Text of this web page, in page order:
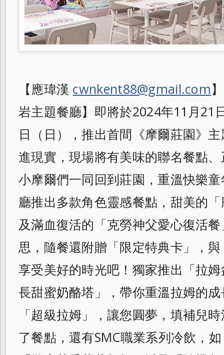
【應瑋漢 cwnkent88@gmail.com
岩主題餐廳】即將於2024年11月21
日（日），推出首間《摩爾莊園》
進現實，現場將有美味的聯名餐點
小摩爾們一同回到莊園，重溫快樂
廳推出多款角色靈感餐點，甜美的
及滿血復活的「克勞神父愛心復活
思， 隨餐還附贈「限定特典卡」，
享受美好的時光吧！獨家推出「拉
長甜蜜奶酪塔」， 帶你重溫拉姆的
「超級拉姆」，讓您圓夢，填補兒
了餐點，還有SMC職業系列冷飲，